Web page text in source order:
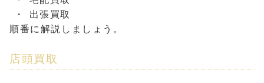
出張買取
順番に解説しましょう。
店頭買取